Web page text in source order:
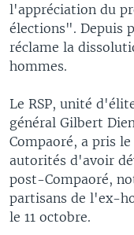
l'appréciation du
élections". Depuis
réclame la
hommes.
Le RSP, unité
général Gilbert
Compaoré, a pris
autorités d'avoir
post-Compaoré,
partisans de l'ex-
le 11 octobre.